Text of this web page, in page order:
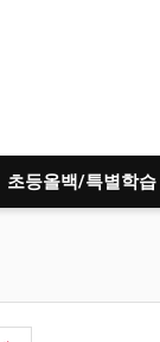
초등올백/특별학습